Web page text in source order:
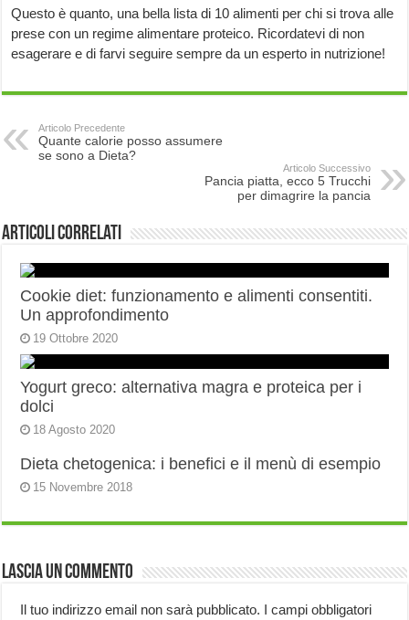
Questo è quanto, una bella lista di 10 alimenti per chi si trova alle
prese con un regime alimentare proteico. Ricordatevi di non
esagerare e di farvi seguire sempre da un esperto in nutrizione!
Articolo Precedente
Quante calorie posso assumere
se sono a Dieta?
Articolo Successivo
Pancia piatta, ecco 5 Trucchi
per dimagrire la pancia
Articoli correlati
Cookie diet: funzionamento e alimenti consentiti.
Un approfondimento
19 Ottobre 2020
Yogurt greco: alternativa magra e proteica per i
dolci
18 Agosto 2020
Dieta chetogenica: i benefici e il menù di esempio
15 Novembre 2018
Lascia un commento
Il tuo indirizzo email non sarà pubblicato. I campi obbligatori